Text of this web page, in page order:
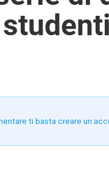
ti basta creare un